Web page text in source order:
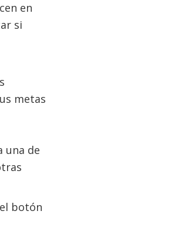
en
si
metas
una de
botón